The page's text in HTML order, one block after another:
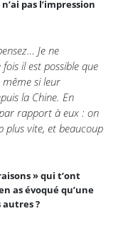
pas l’impression
Je ne
il est possible que
même si leur
la Chine. En
rapport à eux : on
plus vite, et beaucoup
» qui t’ont
as évoqué qu’une
?